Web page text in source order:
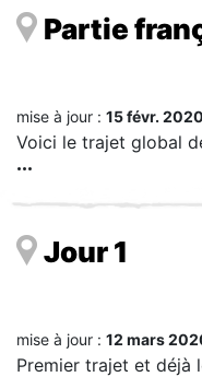
Partie
mise à jour : 15 févr. 2020
Voici le trajet global
Jour 1
mise à jour : 12 mars
Premier trajet et déjà